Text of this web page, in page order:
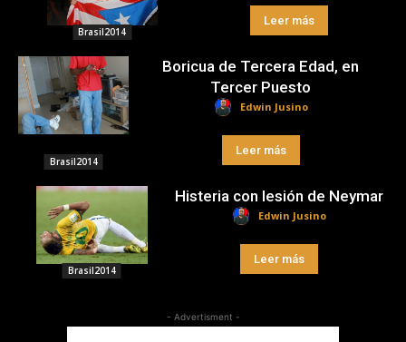
Brasil2014
Leer más
Brasil2014
Boricua de Tercera Edad, en
Tercer Puesto
Edwin Jusino
Leer más
Brasil2014
Histeria con lesión de Neymar
Edwin Jusino
Leer más
- Advertisment -